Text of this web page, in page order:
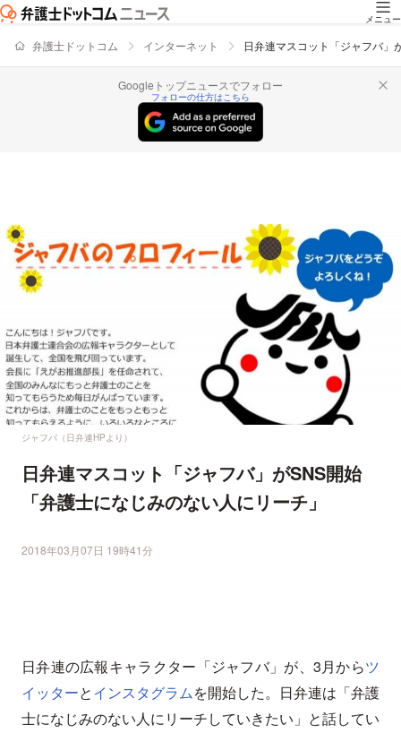
メニュー
弁護士ドットコム インターネット 日弁連マスコット「ジャフバ」
Googleトップニュースでフォロー
フォローの仕方はこちら
ジャフバ（日弁連HPより）
日弁連マスコット「ジャフバ」がSNS開始
「弁護士になじみのない人にリーチ」
2018年03月07日 19時41分
日弁連の広報キャラクター「ジャフバ」が、3月からツ
イッターとインスタグラムを開始した。日弁連は「弁護
士になじみのない人にリーチしていきたい」と話してい